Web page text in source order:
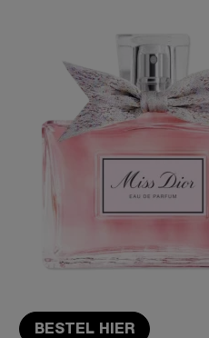
BESTEL HIER